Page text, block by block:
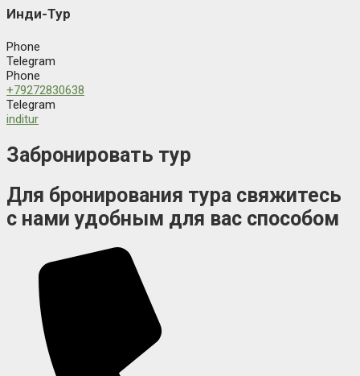
Инди-Тур
Phone
Telegram
Phone
+79272830638
Telegram
inditur
Забронировать тур
Для бронирования тура свяжитесь
с нами удобным для вас способом